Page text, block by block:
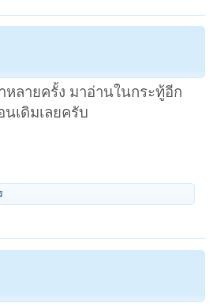
หลายครั้ง มาอ่านในกระทู้อีก
เดิมเลยครับ